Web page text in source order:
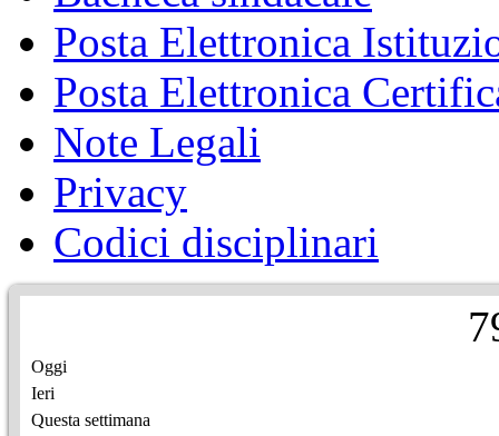
Posta Elettronica
Posta Elettronica
Note Legali
Privacy
Codici disciplinari
7
Oggi
Ieri
Questa settimana